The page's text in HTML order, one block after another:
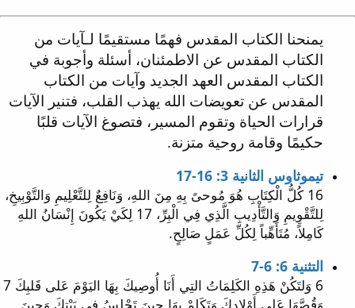
يمنحنا الكتاب المقدس فهمًا مستقيمًا لـآيات من
الكتاب المقدس عن الاطمئنان، أسئلة وأجوبة في
الكتاب المقدس العهد الجديد وآيات من الكتاب
المقدس عن تعويضات الله يهذب القلب، فتنير الآيات
قرارات الحياة وتقوم المسير، فتصوغ الآيات قلبًا
حكيمًا وقامة روحية متزنة.
تيموثاوس الثانية 3: 16-17
16 كُلُّ الْكِتَابِ هُوَ مُوحىً بِهِ مِنَ اللهِ، وَنَافِعٌ لِلتَّعْلِيمِ وَالتَّوْبِيخِ،
لِلتَّقْوِيمِ وَالتَّأْدِيبِ الَّذِي فِي الْبِرِّ، 17 لِكَيْ يَكُونَ إِنْسَانُ اللهِ
كَامِلاً، مُتَأَهِّباً لِكُلِّ عَمَلٍ صَالِحٍ.
التثنية 6: 6-7
6 وَلتَكُنْ هَذِهِ الكَلِمَاتُ التِي أَنَا أُوصِيكَ بِهَا اليَوْمَ عَلى قَلبِكَ 7
وَقُصَّهَا عَلى أَوْلادِكَ وَتَكَلمْ بِهَا حِينَ تَجْلِسُ فِي بَيْتِكَ وَحِينَ